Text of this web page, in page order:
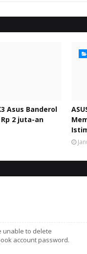
Asus Banderol
2 juta-an
unable to delete
account password.